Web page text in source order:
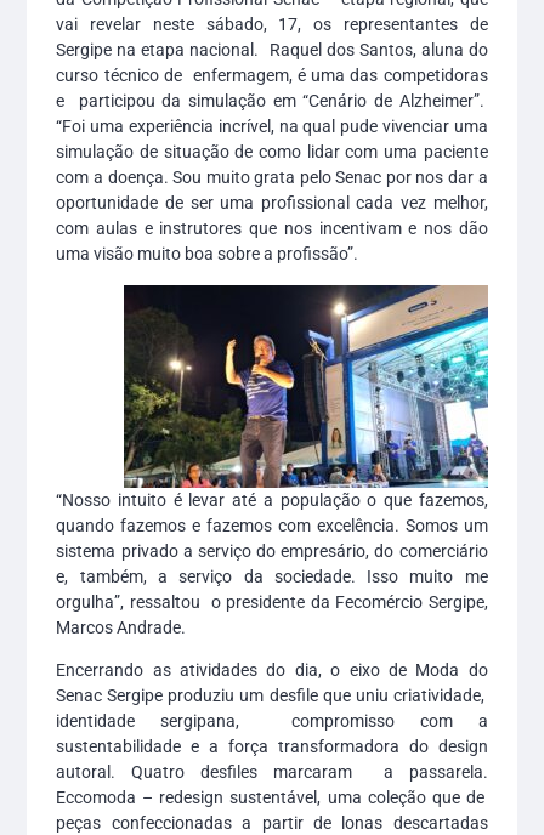
vai revelar neste sábado, 17, os representantes de
Sergipe na etapa nacional. Raquel dos Santos, aluna do
curso técnico de enfermagem, é uma das competidoras
e participou da simulação em “Cenário de Alzheimer”.
“Foi uma experiência incrível, na qual pude vivenciar uma
simulação de situação de como lidar com uma paciente
com a doença. Sou muito grata pelo Senac por nos dar a
oportunidade de ser uma profissional cada vez melhor,
com aulas e instrutores que nos incentivam e nos dão
uma visão muito boa sobre a profissão”.
“Nosso intuito é levar até a população o que fazemos,
quando fazemos e fazemos com excelência. Somos um
sistema privado a serviço do empresário, do comerciário
e, também, a serviço da sociedade. Isso muito me
orgulha”, ressaltou o presidente da Fecomércio Sergipe,
Marcos Andrade.
Encerrando as atividades do dia, o eixo de Moda do
Senac Sergipe produziu um desfile que uniu criatividade,
identidade sergipana, compromisso com a
sustentabilidade e a força transformadora do design
autoral. Quatro desfiles marcaram a passarela.
Eccomoda – redesign sustentável, uma coleção que de
peças confeccionadas a partir de lonas descartadas